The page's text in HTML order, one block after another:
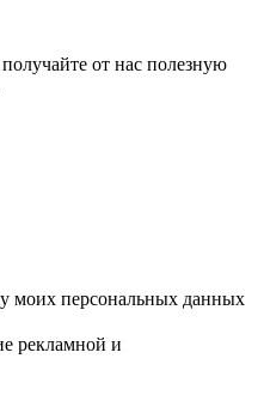
от нас полезную
моих персональных данных
рекламной и